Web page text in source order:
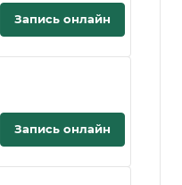
Запись онлайн
Запись онлайн